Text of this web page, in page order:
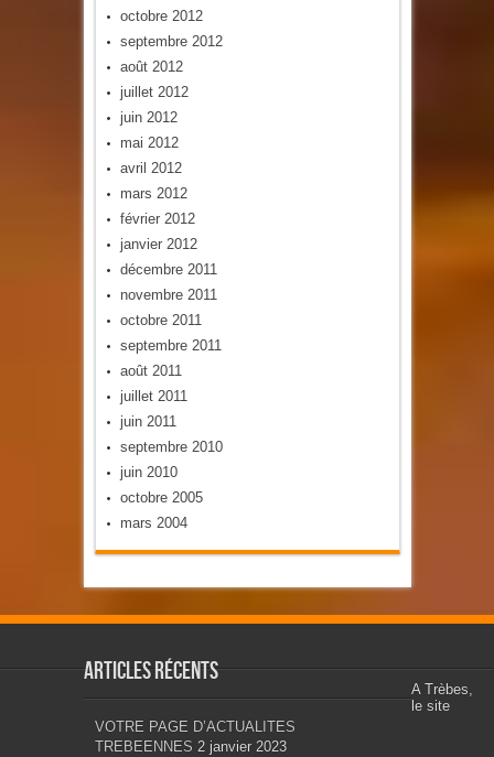
octobre 2012
septembre 2012
août 2012
juillet 2012
juin 2012
mai 2012
avril 2012
mars 2012
février 2012
janvier 2012
décembre 2011
novembre 2011
octobre 2011
septembre 2011
août 2011
juillet 2011
juin 2011
septembre 2010
juin 2010
octobre 2005
mars 2004
Articles récents
VOTRE PAGE D’ACTUALITES
TREBEENNES 2 janvier 2023
A Trèbes,
le site